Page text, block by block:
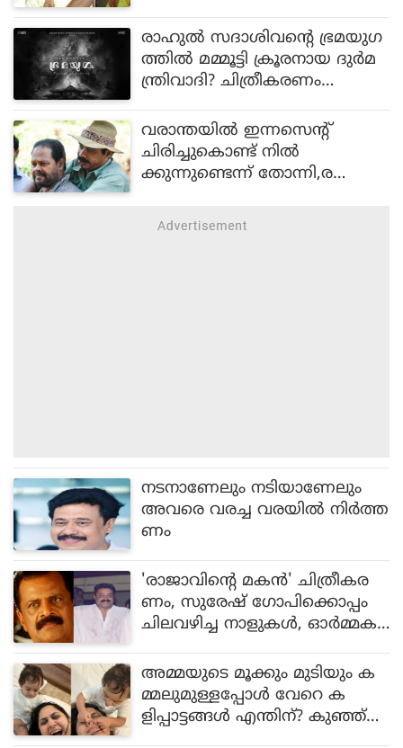
രാഹുല്‍ സദാശിവന്റെ ഭ്രമയുഗ
ത്തില്‍ മമ്മൂട്ടി ക്രൂരനായ ദുര്‍മ
ന്ത്രിവാദി? ചിത്രീകരണം
വരാന്തയിൽ ഇന്നസെന്റ്
ചിരിച്ചുകൊണ്ട് നിൽ
ക്കുന്നുണ്ടെന്ന് തോന്നി,ര
ആ നമ്പറിൽ വിളിച്ചു,ഇന്ന
നടനാണേലും നടിയാണേലും
അവരെ വരച്ച വരയിൽ നിർത്ത
ണം
'രാജാവിന്റെ മകന്‍' ചിത്രീകര
ണം, സുരേഷ് ഗോപിക്കൊപ്പം
ചിലവഴിച്ച നാളുകള്‍, ഓര്‍മ്മക
ജോസ്
അമ്മയുടെ മൂക്കും മുടിയും ക
മ്മലുമുള്ളപ്പോൾ വേറെ ക
ളിപ്പാട്ടങ്ങൾ എന്തിന്? കുഞ്ഞ്